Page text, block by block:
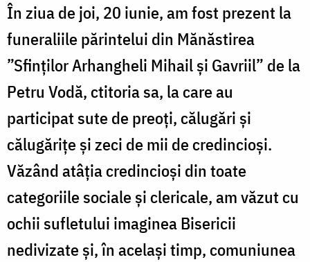
În ziua de joi, 20 iunie, am fost prezent la
funeraliile părintelui din Mănăstirea
”Sfinţilor Arhangheli Mihail și Gavriil” de la
Petru Vodă, ctitoria sa, la care au
participat sute de preoţi, călugări și
călugăriţe și zeci de mii de credincioşi.
Văzând atâţia credincioşi din toate
categoriile sociale şi clericale, am văzut cu
ochii sufletului imaginea Bisericii
nedivizate şi, în același timp, comuniunea